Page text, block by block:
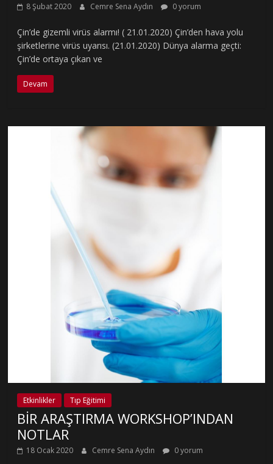
8 Şubat 2020 Cemre Sena Aydın 0 yorum
Çin’de gizemli virüs alarmı! ( 21.01.2020) Çin’den hava yolu
şirketlerine virüs uyarısı. (21.01.2020) Dünya alarma geçti:
Çin’de ortaya çıkan ve
Devam
Etkinlikler Tıp Eğitimi
BİR ARAŞTIRMA WORKSHOP’INDAN
NOTLAR
18 Ocak 2020 Cemre Sena Aydın 0 yorum